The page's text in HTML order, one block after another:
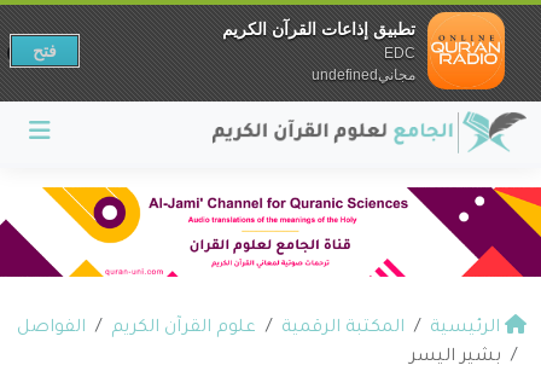
الرئيسية المكتبة الرقمية علوم القرآن الكريم
الفواصل
بشير اليسر
تطبيق إذاعات القرآن الكريم
EDC
مجانيundefined
فتح